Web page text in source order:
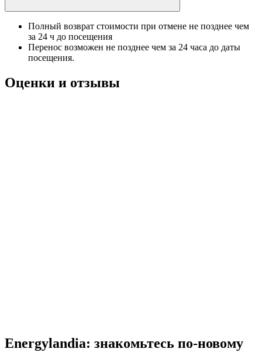
Полный возврат стоимости при отмене не позднее чем
за 24 ч до посещения
Перенос возможен не позднее чем за 24 часа до даты
посещения.
Оценки и отзывы
Energylandia: знакомьтесь по-новому